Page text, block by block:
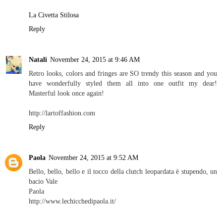
La Civetta Stilosa
Reply
Natali November 24, 2015 at 9:46 AM
Retro looks, colors and fringes are SO trendy this season and you
have wonderfully styled them all into one outfit my dear!
Masterful look once again!
http://lartoffashion.com
Reply
Paola November 24, 2015 at 9:52 AM
Bello, bello, bello e il tocco della clutch leopardata è stupendo, un
bacio Vale
Paola
http://www.lechicchedipaola.it/